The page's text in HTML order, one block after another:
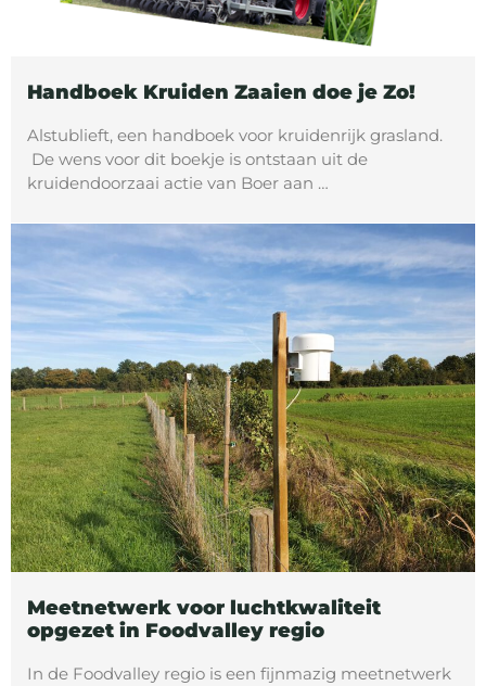
Handboek Kruiden Zaaien doe je Zo!
Alstublieft, een handboek voor kruidenrijk grasland.
De wens voor dit boekje is ontstaan uit de
kruidendoorzaai actie van Boer aan …
Meetnetwerk voor luchtkwaliteit
opgezet in Foodvalley regio
In de Foodvalley regio is een fijnmazig meetnetwerk